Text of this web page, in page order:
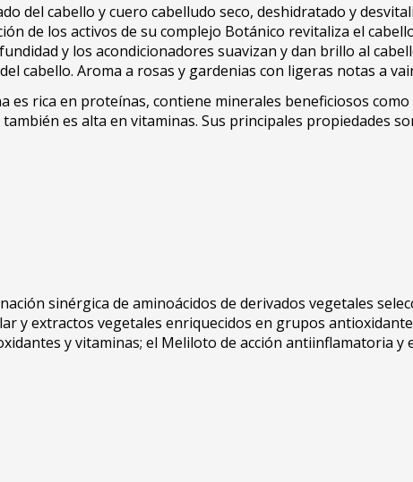
del cabello y cuero cabelludo seco, deshidratado y
de los activos de su complejo Botánico revitaliza el
y los acondicionadores suavizan y dan brillo al
cabello. Aroma a rosas y gardenias con ligeras notas a
es rica en proteínas, contiene minerales beneficiosos
es alta en vitaminas. Sus principales propiedades
sinérgica de aminoácidos de derivados vegetales
y extractos vegetales enriquecidos en grupos
y vitaminas; el Meliloto de acción antiinflamatoria y